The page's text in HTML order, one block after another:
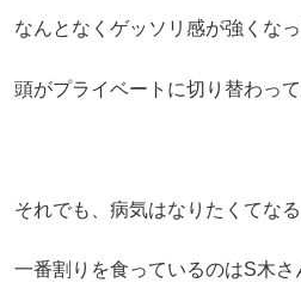
なんとなくゲッソリ感が強くな
頭がプライベートに切り替わっ
それでも、病気はなりたくてな
一番割りを食っているのはS木